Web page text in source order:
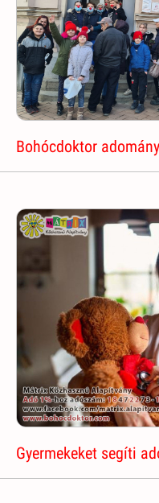
Bohócdoktor
Gyermekeket segíti